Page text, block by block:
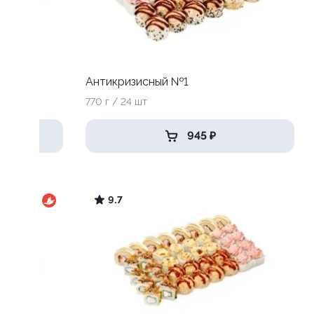
Антикризисный №1
770 г / 24 шт
945 ₽
9.7